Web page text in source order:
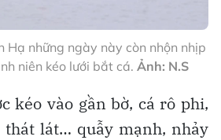
Hạ những ngày này còn nhộn nhịp
niên kéo lưới bắt cá. Ảnh: N.S
kéo vào gần bờ, cá rô phi,
thát lát… quẫy mạnh, nhảy